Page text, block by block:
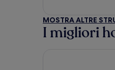
MOSTRA ALTRE
I migliori